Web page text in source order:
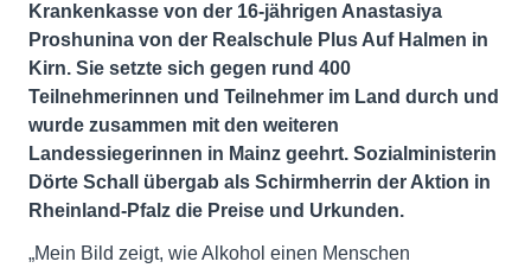
Krankenkasse von der 16-jährigen Anastasiya
Proshunina von der Realschule Plus Auf Halmen in
Kirn. Sie setzte sich gegen rund 400
Teilnehmerinnen und Teilnehmer im Land durch und
wurde zusammen mit den weiteren
Landessiegerinnen in Mainz geehrt. Sozialministerin
Dörte Schall übergab als Schirmherrin der Aktion in
Rheinland-Pfalz die Preise und Urkunden.
„Mein Bild zeigt, wie Alkohol einen Menschen